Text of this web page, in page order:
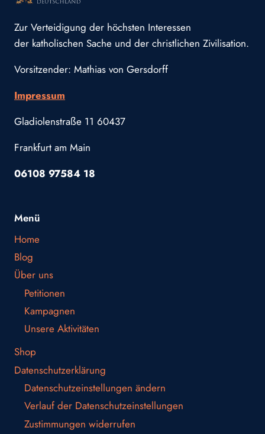
Zur Verteidigung der höchsten Interessen
der katholischen Sache und der christlichen Zivilisation.
Vorsitzender: Mathias von Gersdorff
Impressum
Gladiolenstraße 11 60437
Frankfurt am Main
06108 97584 18
Menü
Home
Blog
Über uns
Petitionen
Kampagnen
Unsere Aktivitäten
Shop
Datenschutzerklärung
Datenschutzeinstellungen ändern
Verlauf der Datenschutzeinstellungen
Zustimmungen widerrufen